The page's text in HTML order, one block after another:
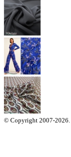
© Copyright 2007-2026.